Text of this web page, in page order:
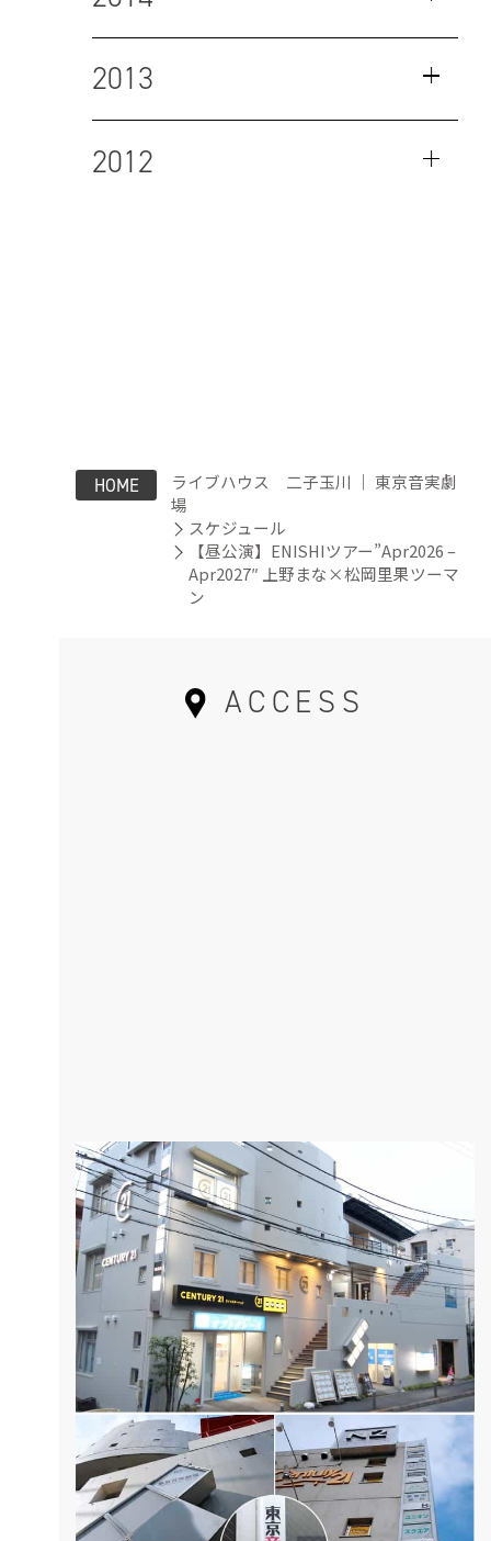
2013
2012
HOME
ライブハウス 二子玉川 ｜ 東京音実劇
場
スケジュール
【昼公演】ENISHIツアー”Apr2026 –
Apr2027″ 上野まな×松岡里果ツーマ
ン
ACCESS